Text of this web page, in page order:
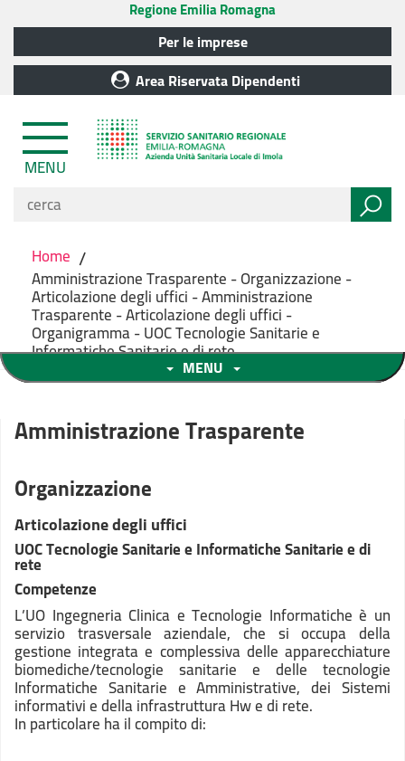
Regione Emilia Romagna
Per le imprese
Area Riservata Dipendenti
MENU
Home /
Amministrazione Trasparente - Organizzazione -
Articolazione degli uffici - Amministrazione
Trasparente - Articolazione degli uffici -
Organigramma - UOC Tecnologie Sanitarie e
Informatiche Sanitarie e di rete
MENU
Amministrazione Trasparente
Organizzazione
Articolazione degli uffici
UOC Tecnologie Sanitarie e Informatiche Sanitarie e di
rete
Competenze
L’UO Ingegneria Clinica e Tecnologie Informatiche è un
servizio trasversale aziendale, che si occupa della
gestione integrata e complessiva delle apparecchiature
biomediche/tecnologie sanitarie e delle tecnologie
Informatiche Sanitarie e Amministrative, dei Sistemi
informativi e della infrastruttura Hw e di rete.
In particolare ha il compito di: